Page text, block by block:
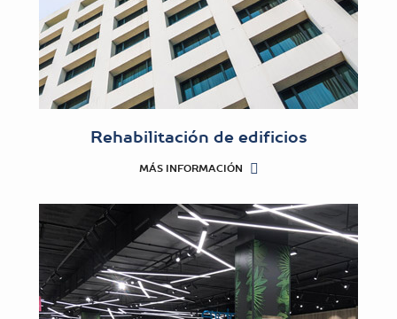
Rehabilitación de edificios
MÁS INFORMACIÓN